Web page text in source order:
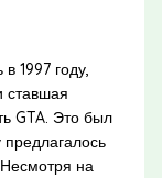
1997 году,
ставшая
GTA. Это был
на